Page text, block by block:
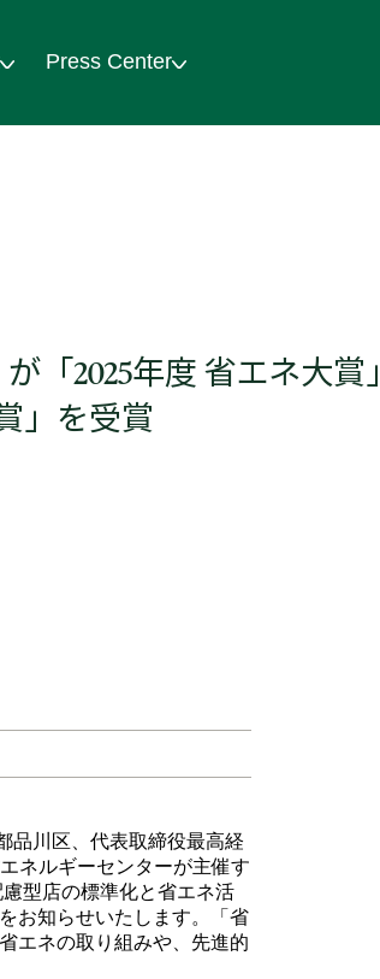
Press Center
「2025年度 省エネ大賞」
」を受賞
品川区、代表取締役最高経
ネルギーセンターが主催す
型店の標準化と省エネ活
お知らせいたします。「省
エネの取り組みや、先進的